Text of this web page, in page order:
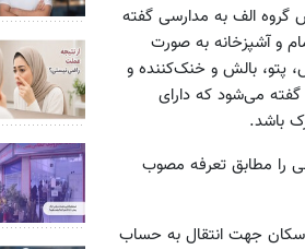
الف به مدارسی گفته
و آشپزخانه به صورت
پتو، بالش و خنک‌کننده و
می‌شود که دارای
باشد.
را مطابق تعرفه مصوب
جهت انتقال به حساب